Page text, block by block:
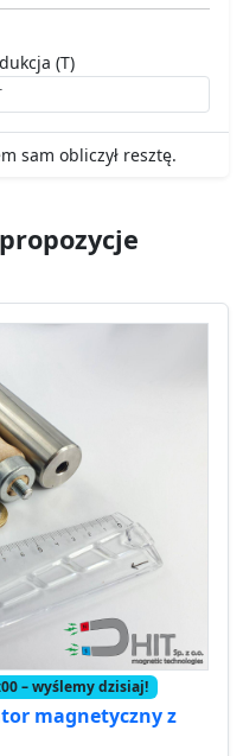
(T)
sam obliczył resztę.
– wyślemy dzisiaj!
magnetyczny z